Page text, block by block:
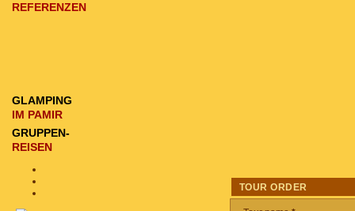
TOUR ORDER
REFERENZEN
GLAMPING
IM PAMIR
GRUPPEN-
REISEN